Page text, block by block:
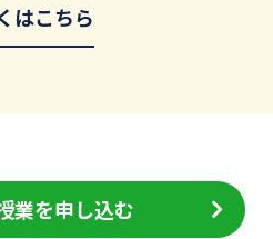
はこちら
業を申し込む